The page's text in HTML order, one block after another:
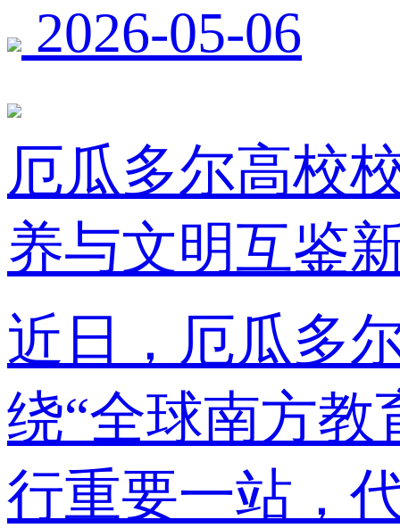
2026-05-06
厄瓜多尔高校
养与文明互鉴
近日，厄瓜多
绕“全球南方教
行重要一站，